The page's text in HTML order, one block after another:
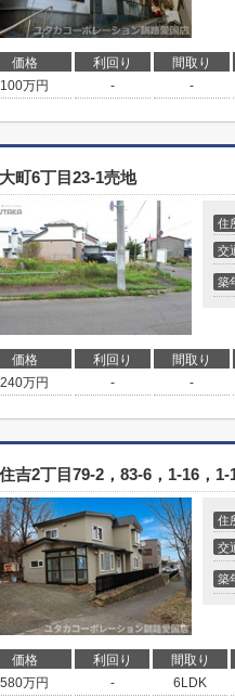
価格 利回り 間取り
100万円 - -
大町6丁目23-1売地
住
交
築
価格 利回り 間取り
240万円 - -
住吉2丁目79-2，83-6，1-16，1-
住
交
築
価格 利回り 間取り
580万円 - 6LDK